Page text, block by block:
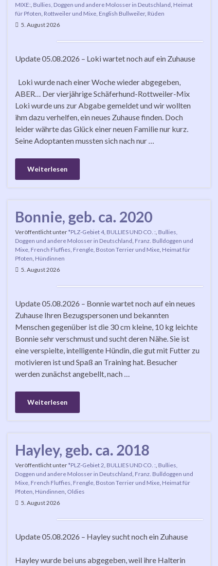
MIXE: Bullies, Doggen und andere Molosser in Deutschland Heimat
für Pfoten Rottweiler und Mixe, English Bullweiler, Rüden
5. August 2026
Update 05.08.2026 – Loki wartet noch auf ein Zuhause
Loki wurde nach einer Woche wieder abgegeben,
ABER… Der vierjährige Schäferhund-Rottweiler-Mix
Loki wurde uns zur Abgabe gemeldet und wir wollten
ihm dazu verhelfen, ein neues Zuhause finden. Doch
leider währte das Glück einer neuen Familie nur kurz.
Seine Adoptanten mussten sich nach nur …
Weiterlesen
Bonnie, geb. ca. 2020
Veröffentlicht unter*PLZ-Gebiet 4, BULLIES UND CO. : Bullies,
Doggen und andere Molosser in Deutschland Franz. Bulldoggen und
Mixe, French Fluffies, Frengle, Boston Terrier und Mixe Heimat für
Pfoten Hündinnen
5. August 2026
Update 05.08.2026 – Bonnie wartet noch auf ein neues
Zuhause Ihren Bezugspersonen und bekannten
Menschen gegenüber ist die 30 cm kleine, 10 kg leichte
Bonnie sehr verschmust und sucht deren Nähe. Sie ist
eine verspielte, intelligente Hündin, die gut mit Futter zu
motivieren ist und Spaß an Training hat. Besucher
werden zunächst angebellt, nach …
Weiterlesen
Hayley, geb. ca. 2018
Veröffentlicht unter*PLZ-Gebiet 2 BULLIES UND CO. : Bullies,
Doggen und andere Molosser in Deutschland Franz. Bulldoggen und
Mixe, French Fluffies, Frengle, Boston Terrier und Mixe Heimat für
Pfoten Hündinnen Oldies
5. August 2026
Update 05.08.2026 – Hayley sucht noch ein Zuhause
Hayley wurde bei uns abgegeben, weil ihre Halterin